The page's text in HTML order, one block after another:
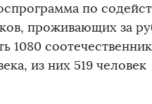
по
проживающих за
1080
из них 519 человек